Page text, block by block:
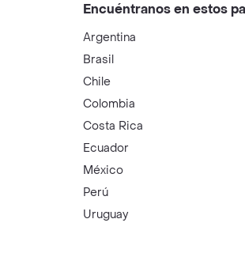
Encuéntranos en estos
Argentina
Brasil
Chile
Colombia
Costa Rica
Ecuador
México
Perú
Uruguay